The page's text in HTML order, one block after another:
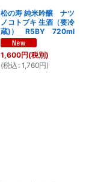
松の寿 純米吟醸 ナツ
ノコトブキ 生酒（要冷
蔵)） R5BY 720ml
1,600円(税別)
(税込 : 1,760円)